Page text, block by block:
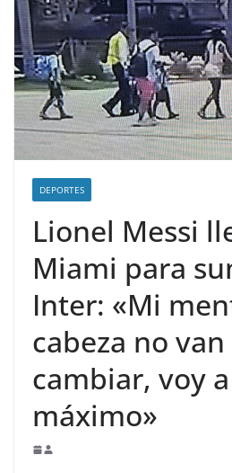
DEPORTES
Lionel Messi
Miami para
Inter: «Mi
cabeza no van
cambiar, voy
máximo»